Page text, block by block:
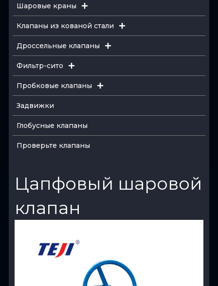
Шаровые краны
Клапаны из кованой стали
Дроссельные клапаны
Фильтр-сито
Пробковые клапаны
Задвижки
Глобусные клапаны
Проверьте клапаны
Цапфовый шаровой
клапан